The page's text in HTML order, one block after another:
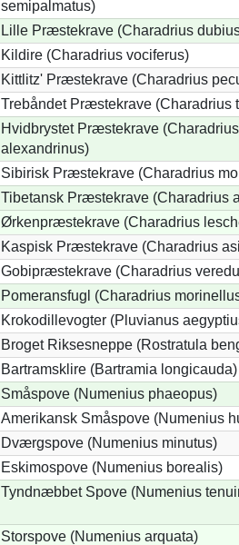
semipalmatus)
Lille Præstekrave (Charadrius
Kildire (Charadrius vociferus)
Kittlitz' Præstekrave (Charadrius
Trebåndet Præstekrave (Charadrius
Hvidbrystet Præstekrave (Charadrius
alexandrinus)
Sibirisk Præstekrave (Charadrius
Tibetansk Præstekrave (Charadrius
Ørkenpræstekrave (Charadrius
Kaspisk Præstekrave (Charadrius
Gobipræstekrave (Charadrius
Pomeransfugl (Charadrius
Krokodillevogter (Pluvianus
Broget Riksesneppe (Rostratula
Bartramsklire (Bartramia longicauda)
Småspove (Numenius phaeopus)
Amerikansk Småspove (Numenius
Dværgspove (Numenius minutus)
Eskimospove (Numenius borealis)
Tyndnæbbet Spove (Numenius
Storspove (Numenius arquata)